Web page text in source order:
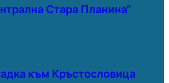
Стара Планина“
към Кръстословица